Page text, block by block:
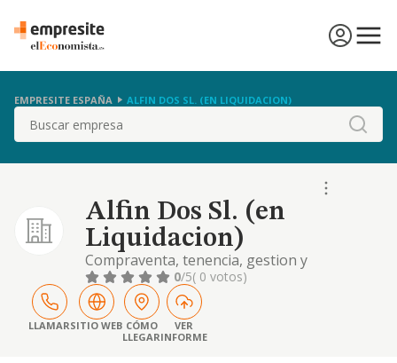
EMPRESITE ESPAÑA ALFIN DOS SL. (EN LIQUIDACION)
Buscar
Alfin Dos Sl. (en
Liquidacion)
Compraventa, tenencia, gestion y
administracion de valores y participaciones
sociales representativas de los fondos
propios de entidades residentes y no
residentes en el territorio espanol excepto
inst.de inv.colectiva,
0/5( 0 votos)
LLAMARSITIO WEB CÓMO
LLEGAR
VER
INFORME